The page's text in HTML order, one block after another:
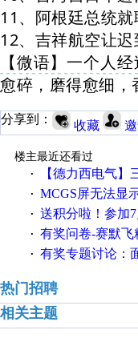
11、阿根廷总统就
12、吉祥航空让
【微语】一个人
愈碎，磨得愈细，
分享到： 收藏
楼主最近还看过
·
【德力西电气】三
· MCGS屏无法显
· 送积分啦！参加7月6日
· 有奖问卷-赛默飞精细化
· 有奖专题讨论：面对低压变频
热门招聘
相关主题